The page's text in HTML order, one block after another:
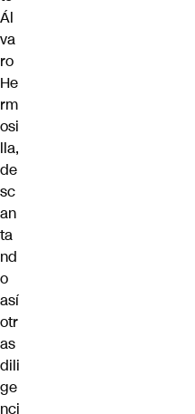
Ál
va
ro
He
rm
osi
lla,
de
sc
an
ta
nd
o
así
otr
as
dili
ge
nci